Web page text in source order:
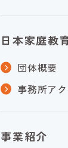
日本家庭教
団体概要
事務所ア
事業紹介